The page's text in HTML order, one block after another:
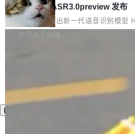
理解大规模代码仓时面临显著"代码仓理
颈。 代码仓深度理解服务（以下简称"
e深度理解服务"）是华为云码道（
数据。2024年9月3日下午4点，他使用此
的账号密码进入A集群，输入了一条被程
称为"删库跑路"的命令——最高管理员权
oE 架构的大模型，好用到让人上瘾，但
存永远不够用。 Cloudflare 的 Workers
一直在跑这些模型的推理。他们在官方
整性保护。效果是：吞吐量提升 41%，
成本降低 30%，精度不变。 FP8 省的不
存 KV cache 是推理时最吃显...
腾讯混元 Hy ASR3.0preview 发布
腾讯混元正式推出新一代语音识别模型
3.0preview。基于最新一代大语言模型
让语音识别不再只是听清，而是真正听懂
先理解你的语境和意图，再把准确的文字
到你。从“逐字转写、单点优化”演进为“
境、兼容场景、一键直出”。 Hy ASR
w 不要求标准普通话，方言识别覆盖粤
白开水不加糖